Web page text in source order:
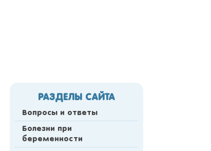
РАЗДЕЛЫ САЙТА
Вопросы и ответы
Болезни при
беременности